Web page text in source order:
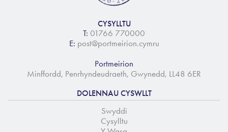
CYSYLLTU
T: 01766 770000
E: post@portmeirion.cymru
Portmeirion
Minffordd, Penrhyndeudraeth, Gwynedd, LL48 6ER
DOLENNAU CYSWLLT
Swyddi
Cysylltu